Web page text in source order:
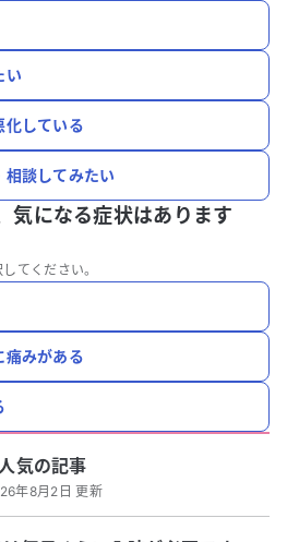
い
化している
談してみたい
気になる症状はあります
てください。
痛みがある
気の記事
年8月2日 更新